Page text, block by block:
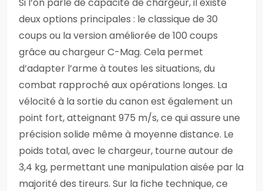
deux options principales : le classique de 30
coups ou la version améliorée de 100 coups
grâce au chargeur C-Mag. Cela permet
d’adapter l’arme à toutes les situations, du
combat rapproché aux opérations longes. La
vélocité à la sortie du canon est également un
point fort, atteignant 975 m/s, ce qui assure une
précision solide même à moyenne distance. Le
poids total, avec le chargeur, tourne autour de
3,4 kg, permettant une manipulation aisée par la
majorité des tireurs. Sur la fiche technique, ce